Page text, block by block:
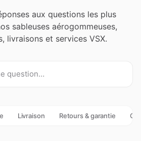
aux questions les plus
sableuses aérogommeuses,
livraisons et services VSX.
Livraison Retours & garantie